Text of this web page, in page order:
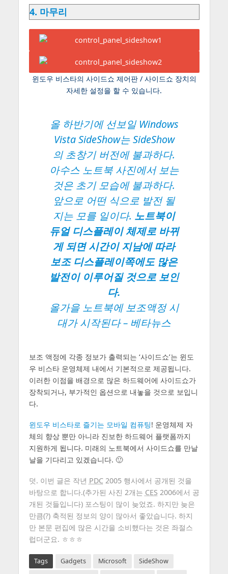
4. 마무리
윈도우 비스타의 사이드쇼 제어판 / 사이드쇼 장치의
자세한 설정을 할 수 있습니다.
올 하반기에 선보일 Windows
Vista SideShow는 SideShow
의 초창기 버전에 불과하다.
아수스 노트북 사진에서 보는
것은 초기 모습에 불과하다.
앞으로 어떤 식으로 발전 될
지는 모를 일이다. 노트북이
듀얼 디스플레이 체제로 바뀌
게 되면 시간이 지남에 따라
보조 디스플레이쪽에도 많은
발전이 이루어질 것으로 보인
다.
올가을 노트북에 보조액정 시
대가 시작된다– 베타뉴스
보조 액정에 각종 정보가 출력되는 ‘사이드쇼’는 윈도
우 비스타 운영체제 내에서 기본적으로 제공됩니다.
이러한 이점을 배경으로 많은 하드웨어에 사이드쇼가
장착되거나, 부가적인 옵션으로 내놓을 것으로 보입니
다.
윈도우 비스타로 즐기는 모바일 컴퓨팅! 운영체제 자
체의 향상 뿐만 아니라 진보한 하드웨어 플랫폼까지
지원하게 됩니다. 미래의 노트북에서 사이드쇼를 만날
날을 기다리고 있겠습니다. 🙂
덧. 이번 글은 작년 PDC2005 행사에서 공개된 것을
바탕으로 합니다.(추가된 사진 2개는 CES 2006에서 공
개된 것들입니다) 포스팅이 많이 늦었죠. 하지만 늦은
만큼(?) 축적된 정보의 양이 많아서 좋았습니다. 하지
만 본문 편집에 많은 시간을 소비했다는 것은 좌절스
럽더군요. ㅎㅎㅎ
Tags Gadgets Microsoft
SideShow